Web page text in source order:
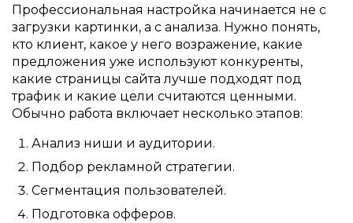
Профессиональная настройка начинается не с
загрузки картинки, а с анализа. Нужно понять,
кто клиент, какое у него возражение, какие
предложения уже используют конкуренты,
какие страницы сайта лучше подходят под
трафик и какие цели считаются ценными.
Обычно работа включает несколько этапов:
Анализ ниши и аудитории.
Подбор рекламной стратегии.
Сегментация пользователей.
Подготовка офферов.